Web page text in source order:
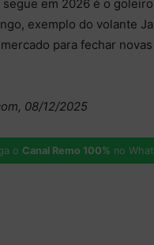
em 2026 é o
exemplo do volante
para fechar
08/12/2025
o Canal Remo 100% no